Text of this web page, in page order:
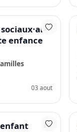
enfance
03 aout